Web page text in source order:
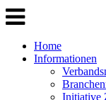
Home
Informationen
Initiative